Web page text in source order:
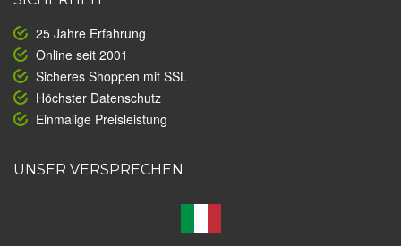
25 Jahre Erfahrung
Online seit 2001
Sicheres Shoppen mit SSL
Höchster Datenschutz
Einmalige Preisleistung
UNSER VERSPRECHEN